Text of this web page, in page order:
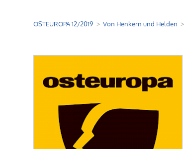
OSTEUROPA 12/2019 Von Henkern und Helden